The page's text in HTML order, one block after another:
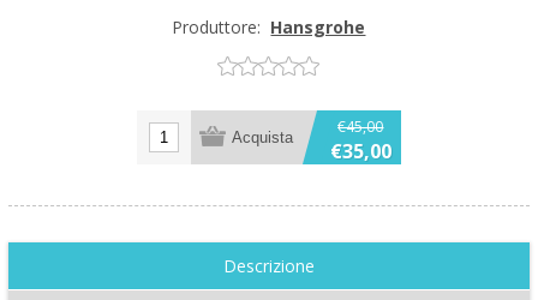
Produttore: Hansgrohe
€45,00
€35,00
Descrizione